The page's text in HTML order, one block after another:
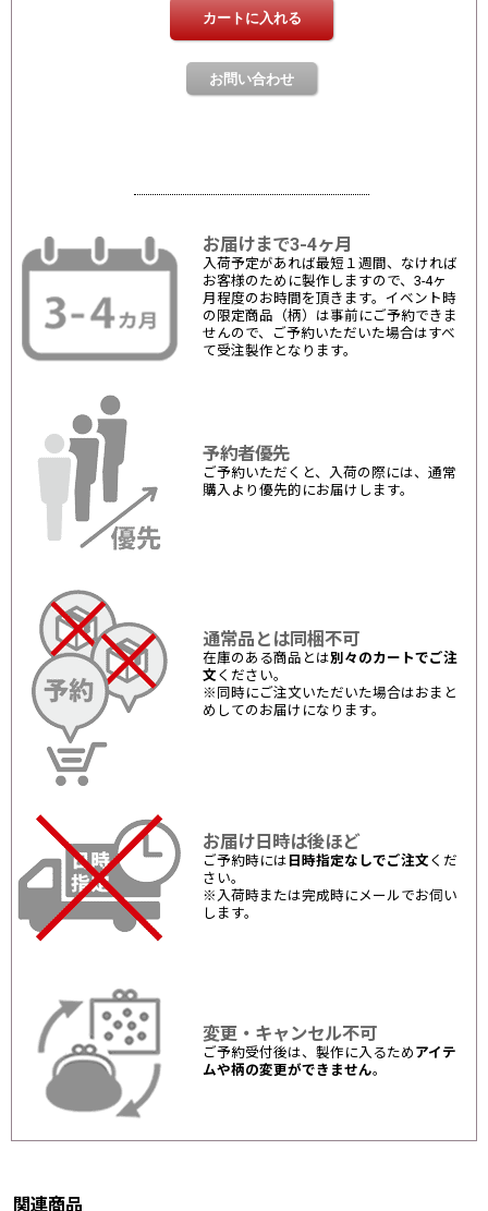
お届けまで3-4ヶ月
入荷予定があれば最短１週間、なければ
お客様のために製作しますので、3-4ヶ
月程度のお時間を頂きます。イベント時
の限定商品（柄）は事前にご予約できま
せんので、ご予約いただいた場合はすべ
て受注製作となります。
予約者優先
ご予約いただくと、入荷の際には、通常
購入より優先的にお届けします。
通常品とは同梱不可
在庫のある商品とは別々のカートでご注
文 ください。
※同時にご注文いただいた場合はおまと
めしてのお届けになります。
お届け日時は後ほど
ご予約時には 日時指定なしでご注文 くだ
さい。
※入荷時または完成時にメールでお伺い
します。
変更・キャンセル不可
ご予約受付後は、製作に入るため アイテ
ムや柄の変更ができません。
関連商品